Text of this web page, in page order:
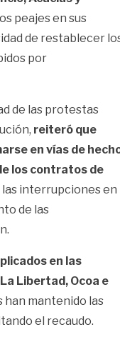
peajes en sus
de restablecer
por
de las protestas
reiteró que
en vías de
los contratos de
las interrupciones en
de las
en las
Libertad, Ocoa e
han mantenido las
el recaudo.